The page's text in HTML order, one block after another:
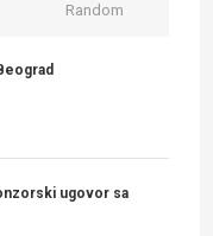
Random
ugovor sa